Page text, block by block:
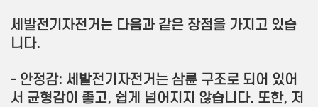
세발전기자전거는 다음과 같은 장점을 가지고 있습
니다.
- 안정감: 세발전기자전거는 삼륜 구조로 되어 있어
서 균형감이 좋고, 쉽게 넘어지지 않습니다. 또한, 저